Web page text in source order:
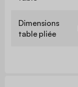
Dimensions
table pliée